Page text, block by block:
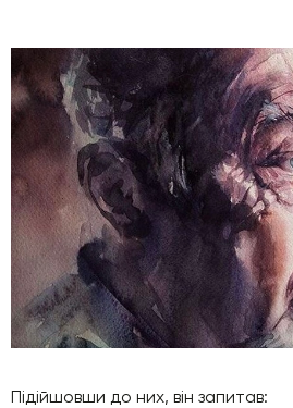
Підійшовши до них, він запитав: